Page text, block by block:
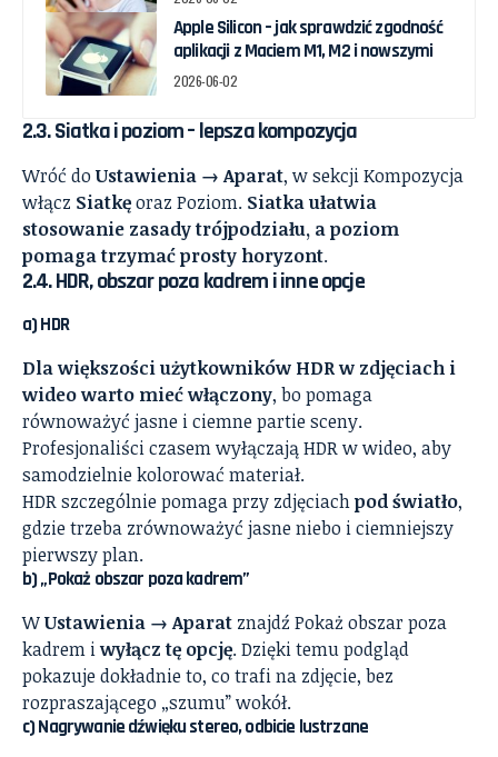
Apple Silicon – jak sprawdzić zgodność
aplikacji z Maciem M1, M2 i nowszymi
2026-06-02
2.3. Siatka i poziom – lepsza kompozycja
Wróć do Ustawienia → Aparat, w sekcji Kompozycja
włącz Siatkęoraz Poziom. Siatka ułatwia
stosowanie zasady trójpodziału, a poziom
pomaga trzymać prosty horyzont.
2.4. HDR, obszar poza kadrem i inne opcje
a) HDR
Dla większości użytkowników HDR w zdjęciach i
wideo warto mieć włączony, bo pomaga
równoważyć jasne i ciemne partie sceny.
Profesjonaliści czasem wyłączają HDR w wideo, aby
samodzielnie kolorować materiał.
HDR szczególnie pomaga przy zdjęciachpod światło,
gdzie trzeba zrównoważyć jasne niebo i ciemniejszy
pierwszy plan.
b) „Pokaż obszar poza kadrem”
WUstawienia → Aparat znajdź Pokaż obszar poza
kadrem iwyłącz tę opcję. Dzięki temu podgląd
pokazuje dokładnie to, co trafi na zdjęcie, bez
rozpraszającego „szumu” wokół.
c) Nagrywanie dźwięku stereo, odbicie lustrzane